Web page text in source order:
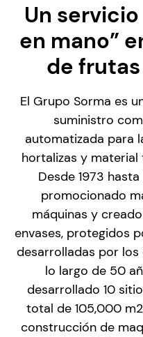
Un
en mano”
de
El Grupo Sorma es
suministro
automatizada para
hortalizas y material
Desde 1973
promocionado
máquinas y
envases, protegidos
desarrolladas por
lo largo de 50
desarrollado 10
total de 105,000
construcción de